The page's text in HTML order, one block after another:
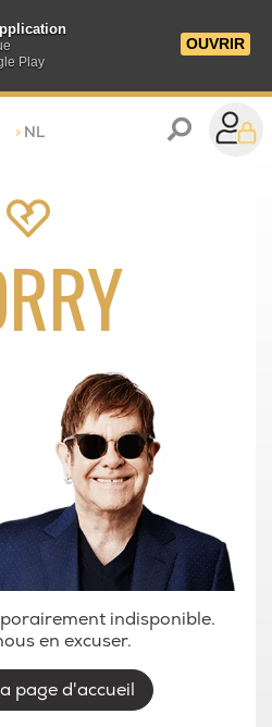
Play
OUVRIR
> NL
indisponible.
en excuser.
page d'accueil